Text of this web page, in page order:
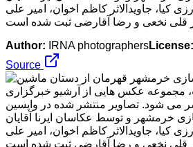
کیا، جاویدالاثر کاظم اخوان، امیر علی
Author:
IRNA photographersLicense:
Source